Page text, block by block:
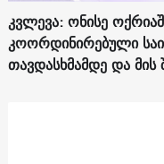
კვლევა: ონისე
კოორდინირებული
თავდასხმამდე და